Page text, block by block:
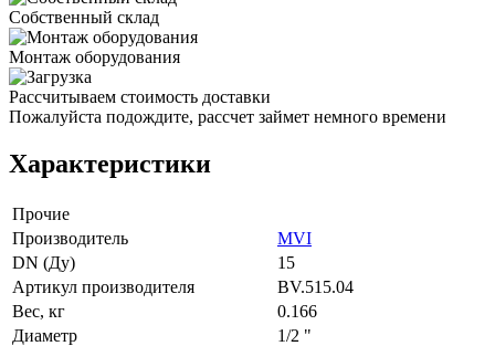
Собственный склад
Монтаж оборудования
Рассчитываем стоимость доставки
Пожалуйста подождите, рассчет займет немного времени
Характеристики
Прочие
Производитель
MVI
DN (Ду)
15
Артикул производителя
BV.515.04
Вес, кг
0.166
Диаметр
1/2 "